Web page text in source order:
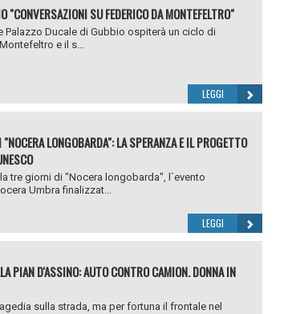
"CONVERSAZIONI SU FEDERICO DA MONTEFELTRO"
Palazzo Ducale di Gubbio ospiterà un ciclo di
e il s...
LEGGI
LONGOBARDA": LA SPERANZA E IL PROGETTO
tre giorni di "Nocera longobarda", l`evento
Umbra finalizzat...
LEGGI
PIAN D'ASSINO: AUTO CONTRO CAMION. DONNA IN
sulla strada, ma per fortuna il frontale nel